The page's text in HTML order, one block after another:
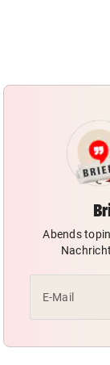
Abends
E-Mail